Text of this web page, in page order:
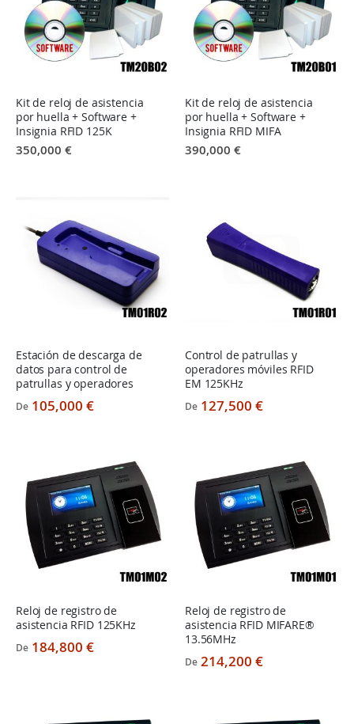
Kit de reloj de asistencia
por huella + Software +
Insignia RFID 125K
350,000 €
Kit de reloj de asistencia
por huella + Software +
Insignia RFID MIFA
390,000 €
Estación de descarga de
datos para control de
patrullas y operadores
De 105,000 €
Control de patrullas y
operadores móviles RFID
EM 125KHz
De 127,500 €
Reloj de registro de
asistencia RFID 125KHz
De 184,800 €
Reloj de registro de
asistencia RFID MIFARE®
13.56MHz
De 214,200 €